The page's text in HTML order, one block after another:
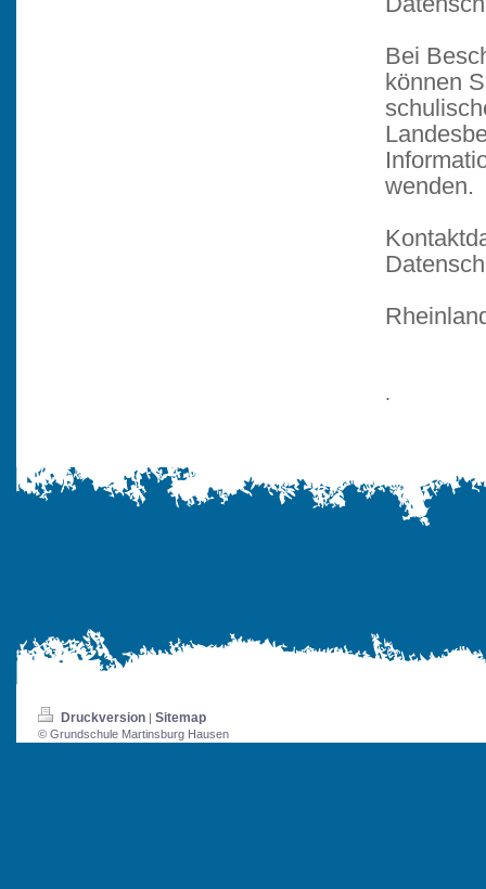
Bei
können
wenden.
.
Druckversion | Sitemap
© Grundschule Martinsburg Hausen